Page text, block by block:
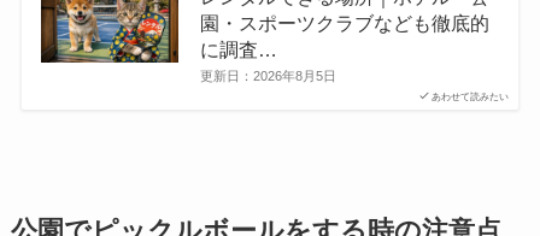
あわせて読みたい
園・スポーツクラブなども徹底的
に調査…
更新日： 2026年8月5日